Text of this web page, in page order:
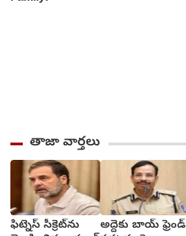
తాజా వార్తలు
ఫిట్నెస్ సీక్రెట్‌ను
అద్దెకు బాయ్‌ ఫ్రెండ్‌